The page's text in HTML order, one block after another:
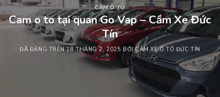
CẦM Ô TÔ
Cam o to tại quan Go Vap – Cầm Xe Đức
Tín
ĐÃ ĐĂNG TRÊN18 THÁNG 2, 2025 BỞICẦM XE Ô TÔ ĐỨC TÍN